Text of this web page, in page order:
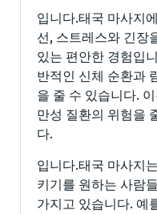
입니다.태국 마사지
선, 스트레스와 긴장
있는 편안한 경험입
반적인 신체 순환과
을 줄 수 있습니다.
만성 질환의 위험을
다.
입니다.태국 마사지
키기를 원하는 사람
가지고 있습니다. 예